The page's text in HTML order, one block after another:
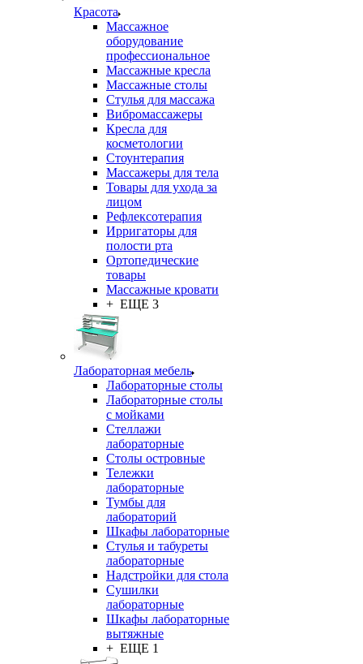
Красота
Массажное
оборудование
профессиональное
Массажные кресла
Массажные столы
Стулья для массажа
Вибромассажеры
Кресла для
косметологии
Стоунтерапия
Массажеры для тела
Товары для ухода за
лицом
Рефлексотерапия
Ирригаторы для
полости рта
Ортопедические
товары
Массажные кровати
+ ЕЩЕ 3
Лабораторная мебель
Лабораторные столы
Лабораторные столы
с мойками
Стеллажи
лабораторные
Столы островные
Тележки
лабораторные
Тумбы для
лабораторий
Шкафы лабораторные
Стулья и табуреты
лабораторные
Надстройки для стола
Сушилки
лабораторные
Шкафы лабораторные
вытяжные
+ ЕЩЕ 1